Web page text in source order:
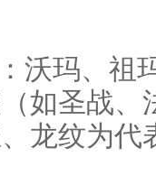
沃玛、祖
如圣战、
龙纹为代